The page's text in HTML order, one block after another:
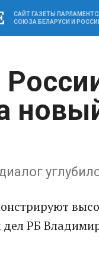
САЙТ ГАЗЕТЫ
СОЮЗА БЕЛАРУСИ И
РБ